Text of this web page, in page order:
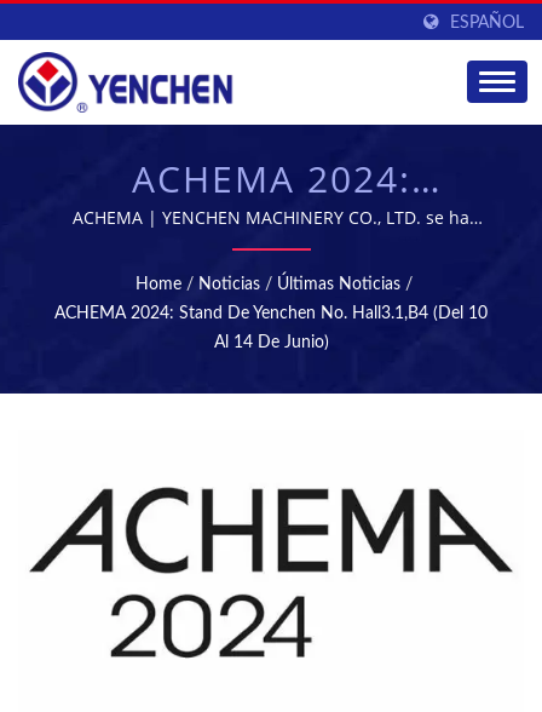
ESPAÑOL
ACHEMA 2024:
YENCHEN STAND NO.
HALL3.1,B4 (10 DE
JUNIO ~ 14) |
EQUIPOS DE
FABRICACIÓN
FARMACÉUTICA |
YENCHEN
ACHEMA | YENCHEN MACHINERY CO., LTD. se ha
especializado en la fabricación de máquinas
farmacéuticas durante 60 años.
Home / Noticias / Últimas Noticias /
ACHEMA 2024: Stand De Yenchen No. Hall3.1,B4 (del 10
Al 14 De Junio)